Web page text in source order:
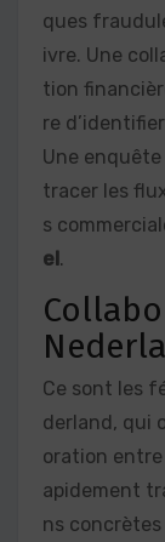
ques
ivre. Une
tion
re
Une
tracer les
s
el .
Ce sont les
derland, qui
oration entre
apidement
ns